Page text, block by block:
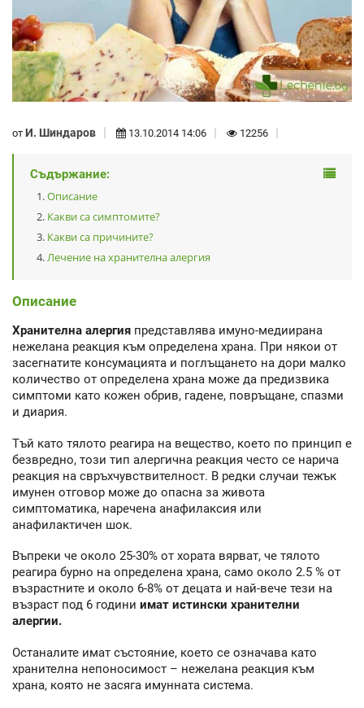
от И. Шиндаров 13.10.2014 14:06 12256
Съдържание:
Описание
Какви са симптомите?
Какви са причините?
Лечение на хранителна алергия
Описание
Хранителна алергия представлява имуно-медиирана
нежелана реакция към определена храна. При някои от
засегнатите консумацията и поглъщането на дори малко
количество от определена храна може да предизвика
симптоми като кожен обрив, гадене, повръщане, спазми
и диария.
Тъй като тялото реагира на вещество, което по принцип е
безвредно, този тип алергична реакция често се нарича
реакция на свръхчувствителност. В редки случаи тежък
имунен отговор може до опасна за живота
симптоматика, наречена анафилаксия или
анафилактичен шок.
Въпреки че около 25-30% от хората вярват, че тялото
реагира бурно на определена храна, само около 2.5 % от
възрастните и около 6-8% от децата и най-вече тези на
възраст под 6 години имат истински хранителни
алергии.
Останалите имат състояние, което се означава като
хранителна непоносимост – нежелана реакция към
храна, която не засяга имунната система.